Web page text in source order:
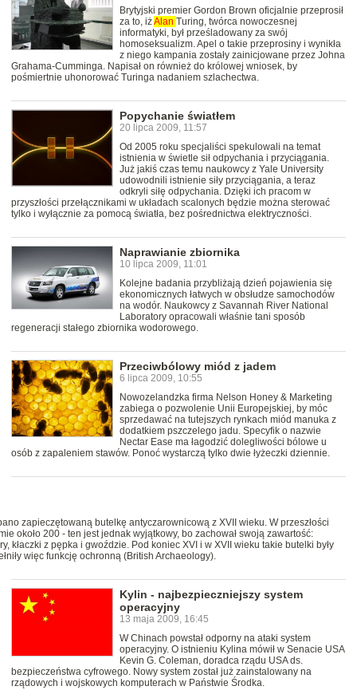
Brytyjski premier Gordon Brown oficjalnie przeprosił
za to, iżAlan Turing, twórca nowoczesnej
informatyki, był prześladowany za swój
homoseksualizm. Apel o takie przeprosiny i wynikła
z niego kampania zostały zainicjowane przez Johna
Grahama-Cumminga. Napisał on również do królowej wniosek, by
pośmiertnie uhonorować Turinga nadaniem szlachectwa.
Popychanie światłem
20 lipca 2009, 11:57
Od 2005 roku specjaliści spekulowali na temat
istnienia w świetle sił odpychania i przyciągania.
Już jakiś czas temu naukowcy z Yale University
udowodnili istnienie siły przyciągania, a teraz
odkryli siłę odpychania. Dzięki ich pracom w
przyszłości przełącznikami w układach scalonych będzie można sterować
tylko i wyłącznie za pomocą światła, bez pośrednictwa elektryczności.
Naprawianie zbiornika
10 lipca 2009, 11:01
Kolejne badania przybliżają dzień pojawienia się
ekonomicznych łatwych w obsłudze samochodów
na wodór. Naukowcy z Savannah River National
Laboratory opracowali właśnie tani sposób
regeneracji stałego zbiornika wodorowego.
Przeciwbólowy miód z jadem
6 lipca 2009, 10:55
Nowozelandzka firma Nelson Honey & Marketing
zabiega o pozwolenie Unii Europejskiej, by móc
sprzedawać na tutejszych rynkach miód manuka z
dodatkiem pszczelego jadu. Specyfik o nazwie
Nectar Ease ma łagodzić dolegliwości bólowe u
osób z zapaleniem stawów. Ponoć wystarczą tylko dwie łyżeczki dziennie.
zapieczętowaną butelkę antyczarownicową z XVII wieku. W przeszłości
około 200 - ten jest jednak wyjątkowy, bo zachował swoją zawartość:
kłaczki z pępka i gwoździe. Pod koniec XVI i w XVII wieku takie butelki były
więc funkcję ochronną (British Archaeology).
Kylin - najbezpieczniejszy system
operacyjny
13 maja 2009, 16:45
W Chinach powstał odporny na ataki system
operacyjny. O istnieniu Kylina mówił w Senacie USA
Kevin G. Coleman, doradca rządu USA ds.
bezpieczeństwa cyfrowego. Nowy system został już zainstalowany na
rządowych i wojskowych komputerach w Państwie Środka.